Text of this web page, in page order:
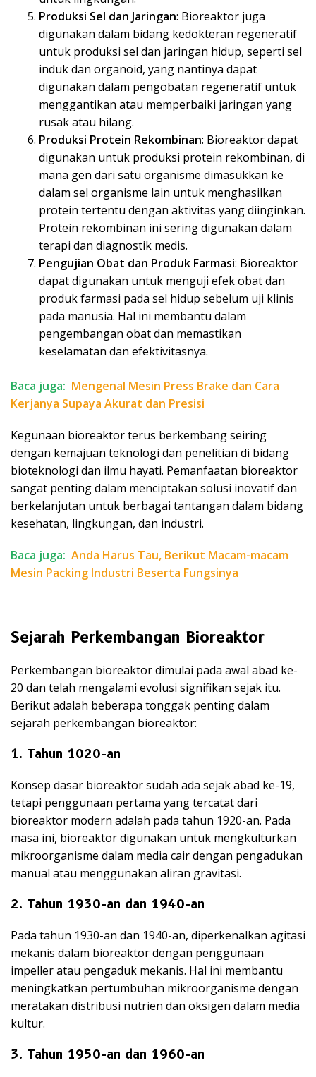
Produksi Sel dan Jaringan: Bioreaktor juga
digunakan dalam bidang kedokteran regeneratif
untuk produksi sel dan jaringan hidup, seperti sel
induk dan organoid, yang nantinya dapat
digunakan dalam pengobatan regeneratif untuk
menggantikan atau memperbaiki jaringan yang
rusak atau hilang.
Produksi Protein Rekombinan: Bioreaktor dapat
digunakan untuk produksi protein rekombinan, di
mana gen dari satu organisme dimasukkan ke
dalam sel organisme lain untuk menghasilkan
protein tertentu dengan aktivitas yang diinginkan.
Protein rekombinan ini sering digunakan dalam
terapi dan diagnostik medis.
Pengujian Obat dan Produk Farmasi: Bioreaktor
dapat digunakan untuk menguji efek obat dan
produk farmasi pada sel hidup sebelum uji klinis
pada manusia. Hal ini membantu dalam
pengembangan obat dan memastikan
keselamatan dan efektivitasnya.
Baca juga: Mengenal Mesin Press Brake dan Cara
Kerjanya Supaya Akurat dan Presisi
Kegunaan bioreaktor terus berkembang seiring
dengan kemajuan teknologi dan penelitian di bidang
bioteknologi dan ilmu hayati. Pemanfaatan bioreaktor
sangat penting dalam menciptakan solusi inovatif dan
berkelanjutan untuk berbagai tantangan dalam bidang
kesehatan, lingkungan, dan industri.
Baca juga: Anda Harus Tau, Berikut Macam-macam
Mesin Packing Industri Beserta Fungsinya
Sejarah Perkembangan Bioreaktor
Perkembangan bioreaktor dimulai pada awal abad ke-
20 dan telah mengalami evolusi signifikan sejak itu.
Berikut adalah beberapa tonggak penting dalam
sejarah perkembangan bioreaktor:
1. Tahun 1020-an
Konsep dasar bioreaktor sudah ada sejak abad ke-19,
tetapi penggunaan pertama yang tercatat dari
bioreaktor modern adalah pada tahun 1920-an. Pada
masa ini, bioreaktor digunakan untuk mengkulturkan
mikroorganisme dalam media cair dengan pengadukan
manual atau menggunakan aliran gravitasi.
2. Tahun 1930-an dan 1940-an
Pada tahun 1930-an dan 1940-an, diperkenalkan agitasi
mekanis dalam bioreaktor dengan penggunaan
impeller atau pengaduk mekanis. Hal ini membantu
meningkatkan pertumbuhan mikroorganisme dengan
meratakan distribusi nutrien dan oksigen dalam media
kultur.
3. Tahun 1950-an dan 1960-an